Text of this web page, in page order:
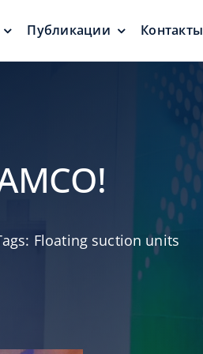
Публикации Контакты
Floating suction units